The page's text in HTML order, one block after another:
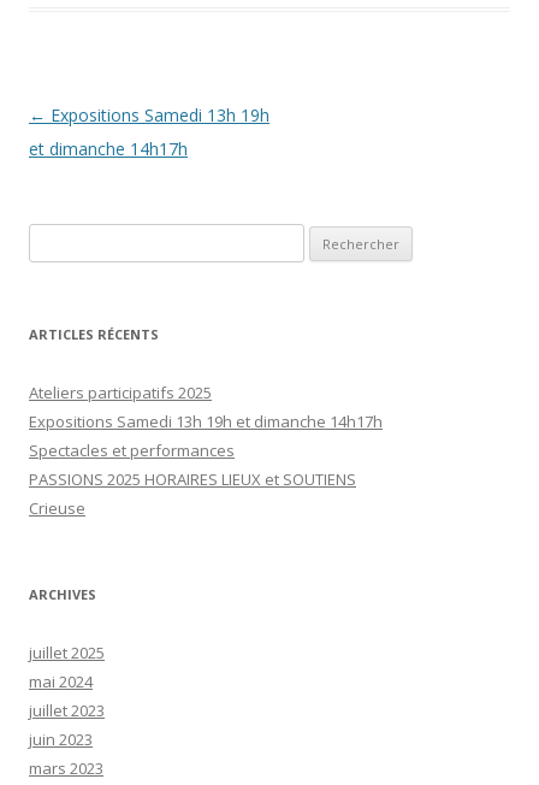
Navigation
des
← Expositions Samedi 13h 19h
et dimanche 14h17h
ARTICLES RÉCENTS
Ateliers participatifs 2025
Expositions Samedi 13h 19h et dimanche 14h17h
Spectacles et performances
PASSIONS 2025 HORAIRES LIEUX et SOUTIENS
Crieuse
ARCHIVES
juillet 2025
mai 2024
juillet 2023
juin 2023
mars 2023